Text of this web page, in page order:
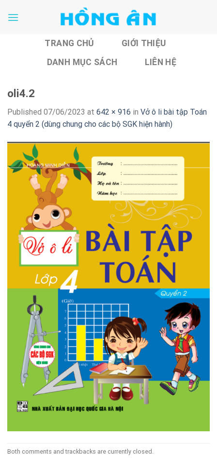
TRANG CHỦ
GIỚI THIỆU
DANH MỤC SÁCH
LIÊN HỆ
oli4.2
Published 07/06/2023 at 642 × 916 in Vở ô li bài tập Toán
4 quyển 2 (dùng chung cho các bộ SGK hiện hành)
Both comments and trackbacks are currently closed.